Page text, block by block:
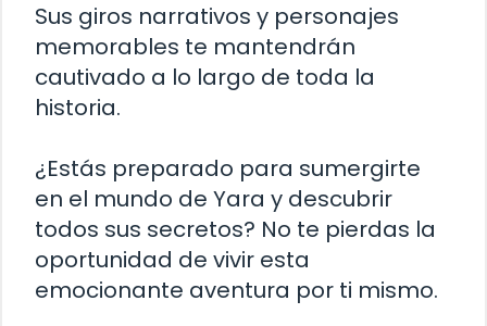
Sus giros narrativos y personajes
memorables te mantendrán
cautivado a lo largo de toda la
historia.
¿Estás preparado para sumergirte
en el mundo de Yara y descubrir
todos sus secretos? No te pierdas la
oportunidad de vivir esta
emocionante aventura por ti mismo.